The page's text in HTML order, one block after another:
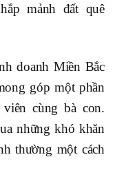
mảnh đất quê
doanh Miền Bắc
góp một phần
cùng bà con.
những khó khăn
thường một cách